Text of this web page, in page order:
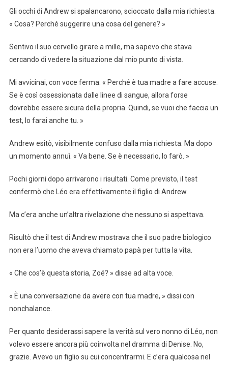
Gli occhi di Andrew si spalancarono, scioccato dalla mia richiesta.
« Cosa? Perché suggerire una cosa del genere? »
Sentivo il suo cervello girare a mille, ma sapevo che stava
cercando di vedere la situazione dal mio punto di vista.
Mi avvicinai, con voce ferma: « Perché è tua madre a fare accuse.
Se è così ossessionata dalle linee di sangue, allora forse
dovrebbe essere sicura della propria. Quindi, se vuoi che faccia un
test, lo farai anche tu. »
Andrew esitò, visibilmente confuso dalla mia richiesta. Ma dopo
un momento annuì. « Va bene. Se è necessario, lo farò. »
Pochi giorni dopo arrivarono i risultati. Come previsto, il test
confermò che Léo era effettivamente il figlio di Andrew.
Ma c’era anche un’altra rivelazione che nessuno si aspettava.
Risultò che il test di Andrew mostrava che il suo padre biologico
non era l’uomo che aveva chiamato papà per tutta la vita.
« Che cos’è questa storia, Zoé? » disse ad alta voce.
« È una conversazione da avere con tua madre, » dissi con
nonchalance.
Per quanto desiderassi sapere la verità sul vero nonno di Léo, non
volevo essere ancora più coinvolta nel dramma di Denise. No,
grazie. Avevo un figlio su cui concentrarmi. E c’era qualcosa nel